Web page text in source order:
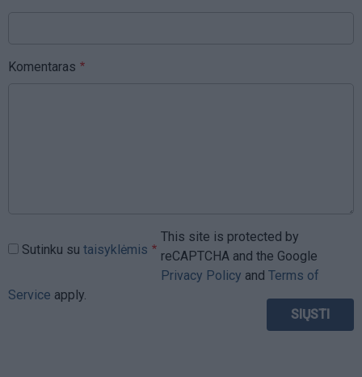
Komentaras
Sutinku su taisyklėmis
This site is protected by
reCAPTCHA and the Google
Privacy Policy and Terms of
Service apply.